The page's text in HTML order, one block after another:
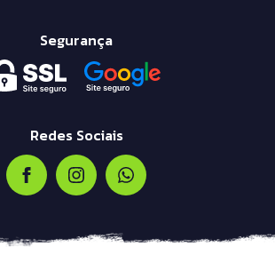
Segurança
Redes Sociais